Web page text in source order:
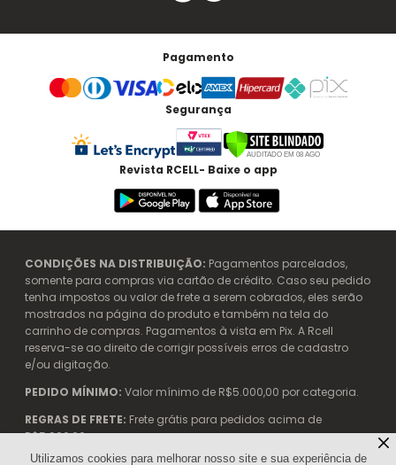
Utilizamos cookies para melhorar nosso site e sua experiência de
Pagamento
Segurança
Revista RCELL- Baixe o app
CONDIÇÕES NA DISTRIBUIÇÃO: Pagamentos parcelados,
somente para compras via cartão de crédito. Caso seu pedido
tenha impostos ou valor de frete a serem cobrados, eles serão
mostrados na página do produto e também na tela do
carrinho de compras. Pagamentos à vista em Pix. A Rcell
reserva-se ao direito de corrigir possíveis erros de cadastro
e/ou digitação.
PEDIDO MÍNIMO: Valor mínimo de R$5.000,00 por categoria.
REGRAS DE FRETE: Frete grátis para pedidos acima de
R$5.000,00.